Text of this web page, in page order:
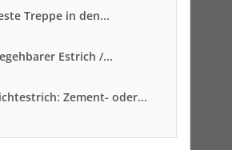
Treppe in den...
Estrich /...
Zement- oder...